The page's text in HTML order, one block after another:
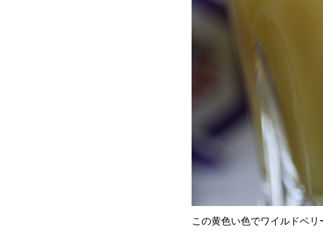
この黄色い色でワイルドベ